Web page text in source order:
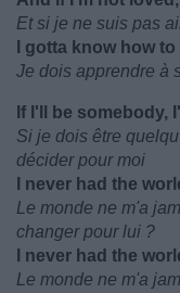
Et si je ne suis pas
I gotta know how
Je dois apprendre à
If I'll be somebody,
Si je dois être
décider pour moi
I never had the
Le monde ne m'a
changer pour lui ?
I never had the
Le monde ne m'a